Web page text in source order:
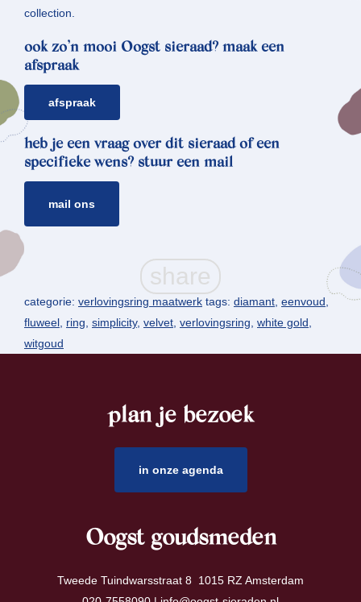
collection.
ook zo’n mooi Oogst sieraad? maak een
afspraak
afspraak
heb je een vraag over dit sieraad of een
specifieke wens? stuur een mail
mail ons
categorie: verlovingsring maatwerk tags: diamant, eenvoud,
fluweel, ring, simplicity, velvet, verlovingsring, white gold,
witgoud
plan je bezoek
in onze agenda
Oogst goudsmeden
Tweede Tuindwarsstraat 8 1015 RZ Amsterdam